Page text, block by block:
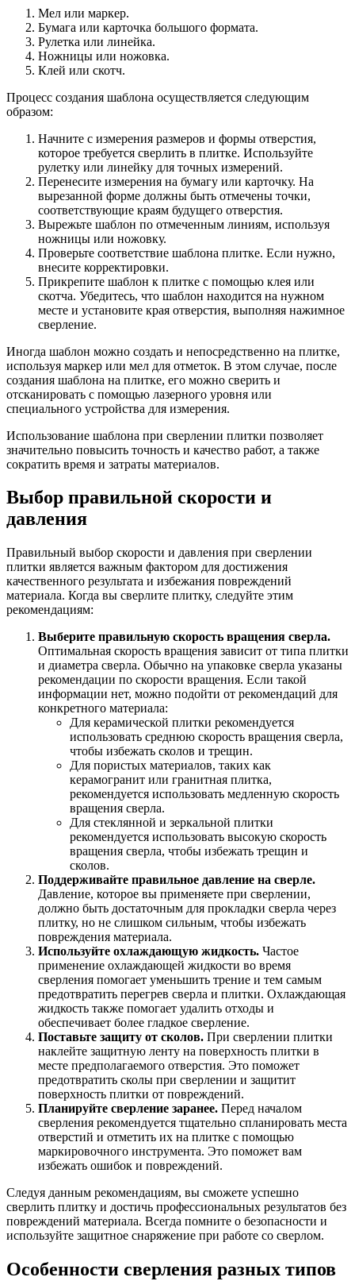
Мел или маркер.
Бумага или карточка большого формата.
Рулетка или линейка.
Ножницы или ножовка.
Клей или скотч.
Процесс создания шаблона осуществляется следующим
образом:
Начните с измерения размеров и формы отверстия,
которое требуется сверлить в плитке. Используйте
рулетку или линейку для точных измерений.
Перенесите измерения на бумагу или карточку. На
вырезанной форме должны быть отмечены точки,
соответствующие краям будущего отверстия.
Вырежьте шаблон по отмеченным линиям, используя
ножницы или ножовку.
Проверьте соответствие шаблона плитке. Если нужно,
внесите корректировки.
Прикрепите шаблон к плитке с помощью клея или
скотча. Убедитесь, что шаблон находится на нужном
месте и установите края отверстия, выполняя нажимное
сверление.
Иногда шаблон можно создать и непосредственно на плитке,
используя маркер или мел для отметок. В этом случае, после
создания шаблона на плитке, его можно сверить и
отсканировать с помощью лазерного уровня или
специального устройства для измерения.
Использование шаблона при сверлении плитки позволяет
значительно повысить точность и качество работ, а также
сократить время и затраты материалов.
Выбор правильной скорости и
давления
Правильный выбор скорости и давления при сверлении
плитки является важным фактором для достижения
качественного результата и избежания повреждений
материала. Когда вы сверлите плитку, следуйте этим
рекомендациям:
Выберите правильную скорость вращения сверла.
Оптимальная скорость вращения зависит от типа плитки
и диаметра сверла. Обычно на упаковке сверла указаны
рекомендации по скорости вращения. Если такой
информации нет, можно подойти от рекомендаций для
конкретного материала:
Для керамической плитки рекомендуется
использовать среднюю скорость вращения сверла,
чтобы избежать сколов и трещин.
Для пористых материалов, таких как
керамогранит или гранитная плитка,
рекомендуется использовать медленную скорость
вращения сверла.
Для стеклянной и зеркальной плитки
рекомендуется использовать высокую скорость
вращения сверла, чтобы избежать трещин и
сколов.
Поддерживайте правильное давление на сверле.
Давление, которое вы применяете при сверлении,
должно быть достаточным для прокладки сверла через
плитку, но не слишком сильным, чтобы избежать
повреждения материала.
Используйте охлаждающую жидкость. Частое
применение охлаждающей жидкости во время
сверления помогает уменьшить трение и тем самым
предотвратить перегрев сверла и плитки. Охлаждающая
жидкость также помогает удалить отходы и
обеспечивает более гладкое сверление.
Поставьте защиту от сколов. При сверлении плитки
наклейте защитную ленту на поверхность плитки в
месте предполагаемого отверстия. Это поможет
предотвратить сколы при сверлении и защитит
поверхность плитки от повреждений.
Планируйте сверление заранее. Перед началом
сверления рекомендуется тщательно спланировать места
отверстий и отметить их на плитке с помощью
маркировочного инструмента. Это поможет вам
избежать ошибок и повреждений.
Следуя данным рекомендациям, вы сможете успешно
сверлить плитку и достичь профессиональных результатов без
повреждений материала. Всегда помните о безопасности и
используйте защитное снаряжение при работе со сверлом.
Особенности сверления разных типов